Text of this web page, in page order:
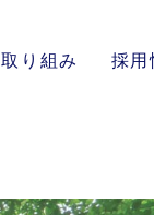
取り組み 採用